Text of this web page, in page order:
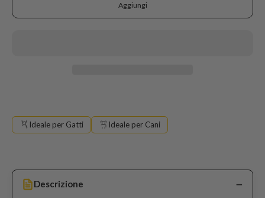
Aggiungi
Ideale per Gatti Ideale per Cani
Descrizione